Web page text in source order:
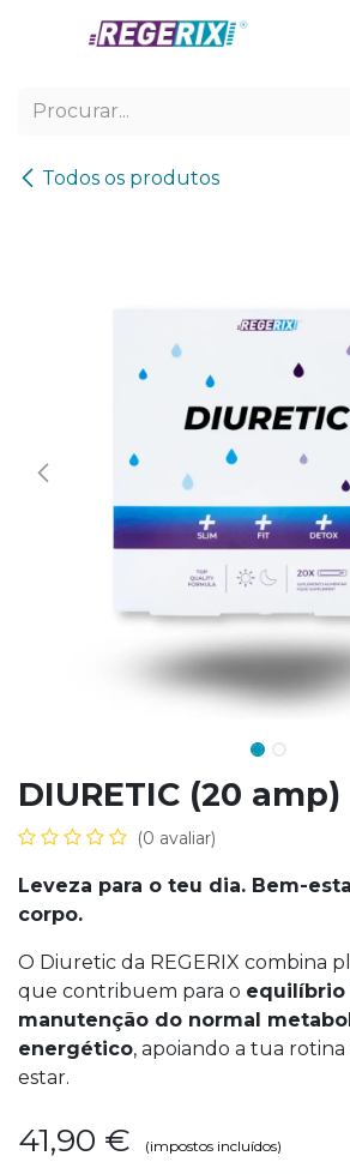
Todos os produtos
DIURETIC (20 amp)
(0 avaliar)
Leveza para o teu dia. Bem-
corpo.
O Diuretic da REGERIX combina
que contribuem para o
manutenção do normal
energético, apoiando a tua
estar.
41,90 € (impostos incluídos)